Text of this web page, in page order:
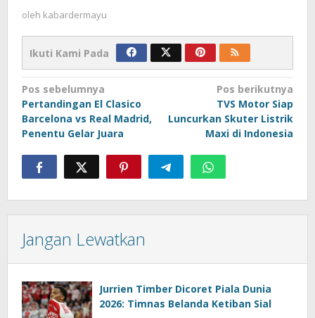
oleh kabardermayu
Ikuti Kami Pada
Navigasi
pos
Pos sebelumnya
Pertandingan El Clasico
Barcelona vs Real Madrid,
Penentu Gelar Juara
Pos berikutnya
TVS Motor Siap
Luncurkan Skuter Listrik
Maxi di Indonesia
Jangan Lewatkan
Jurrien Timber Dicoret Piala Dunia
2026: Timnas Belanda Ketiban Sial